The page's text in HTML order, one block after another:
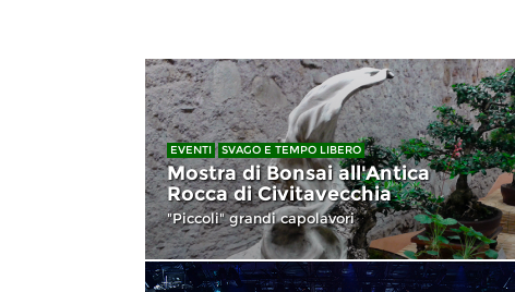
EVENTI SVAGO E TEMPO LIBERO
Mostra di Bonsai all'Antica
Rocca di Civitavecchia
"Piccoli" grandi capolavori